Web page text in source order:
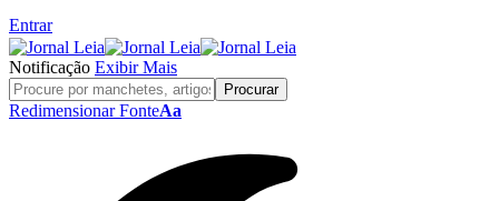
Entrar
Notificação Exibir Mais
Redimensionar FonteAa